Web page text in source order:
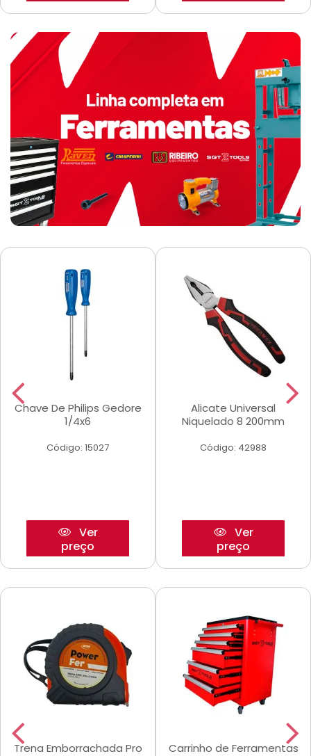
Chave De Philips Gedore
1/4x6
Código: 15027
Ver
preço
Alicate Universal
Niquelado 8 200mm
Código: 42988
Ver
preço
Trena Emborrachada Pro
Carrinho de Ferramentas